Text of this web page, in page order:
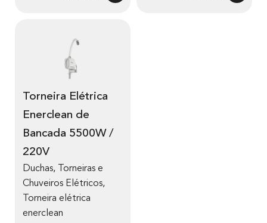
Torneira Elétrica
Enerclean de
Bancada 5500W /
220V
Duchas, Torneiras e
Chuveiros Elétricos,
Torneira elétrica
enerclean